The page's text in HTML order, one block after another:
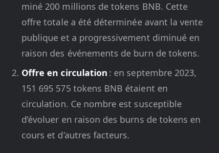
miné 200 millions de tokens BNB. Cette
offre totale a été déterminée avant la vente
publique et a progressivement diminué en
raison des événements de burn de tokens.
Offre en circulation : en septembre 2023,
151 695 575 tokens BNB étaient en
circulation. Ce nombre est susceptible
d’évoluer en raison des burns de tokens en
cours et d’autres facteurs.